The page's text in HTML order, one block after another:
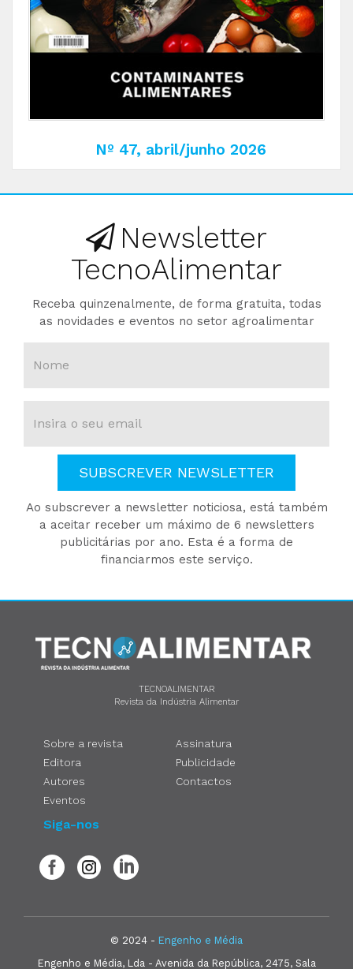
Nº 47, abril/junho 2026
Newsletter
TecnoAlimentar
Receba quinzenalmente, de forma gratuita, todas
as novidades e eventos no setor agroalimentar
SUBSCREVER NEWSLETTER
Ao subscrever a newsletter noticiosa, está também
a aceitar receber um máximo de 6 newsletters
publicitárias por ano. Esta é a forma de
financiarmos este serviço.
TECNOALIMENTAR
Revista da Indústria Alimentar
Sobre a revista
Editora
Autores
Eventos
Assinatura
Publicidade
Contactos
Siga-nos
© 2024 - Engenho e Média
Engenho e Média, Lda - Avenida da República, 2475, Sala